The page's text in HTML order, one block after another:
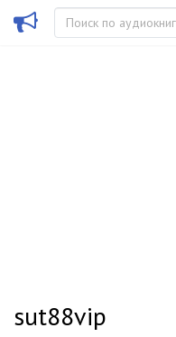
sut88vip